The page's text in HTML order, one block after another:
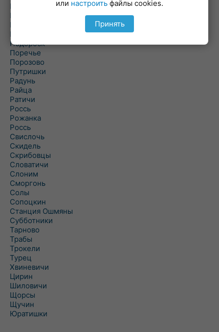
Погородно
Пограничный
Подлабенье
Подольцы
Подороск
Поречье
Порозово
Путришки
Радунь
Райца
Ратичи
Роcсь
Рожанка
Россь
Свислочь
Скидель
Скрибовцы
Словатичи
Слоним
Сморгонь
Солы
Сопоцкин
Станция Ошмяны
Субботники
Тарново
Трабы
Трокели
Турец
Хвиневичи
Цирин
Шиловичи
Щорсы
Щучин
Юратишки
или настроить файлы cookies.
Принять